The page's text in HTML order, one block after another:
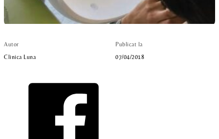
Autor
Clinica Luna
Publicat la
07/04/2018